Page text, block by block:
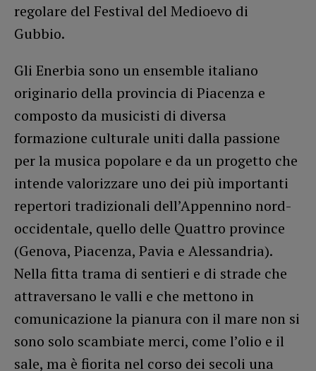
regolare del Festival del Medioevo di
Gubbio.
Gli Enerbia sono un ensemble italiano
originario della provincia di Piacenza e
composto da musicisti di diversa
formazione culturale uniti dalla passione
per la musica popolare e da un progetto che
intende valorizzare uno dei più importanti
repertori tradizionali dell’Appennino nord-
occidentale, quello delle Quattro province
(Genova, Piacenza, Pavia e Alessandria).
Nella fitta trama di sentieri e di strade che
attraversano le valli e che mettono in
comunicazione la pianura con il mare non si
sono solo scambiate merci, come l’olio e il
sale, ma è fiorita nel corso dei secoli una